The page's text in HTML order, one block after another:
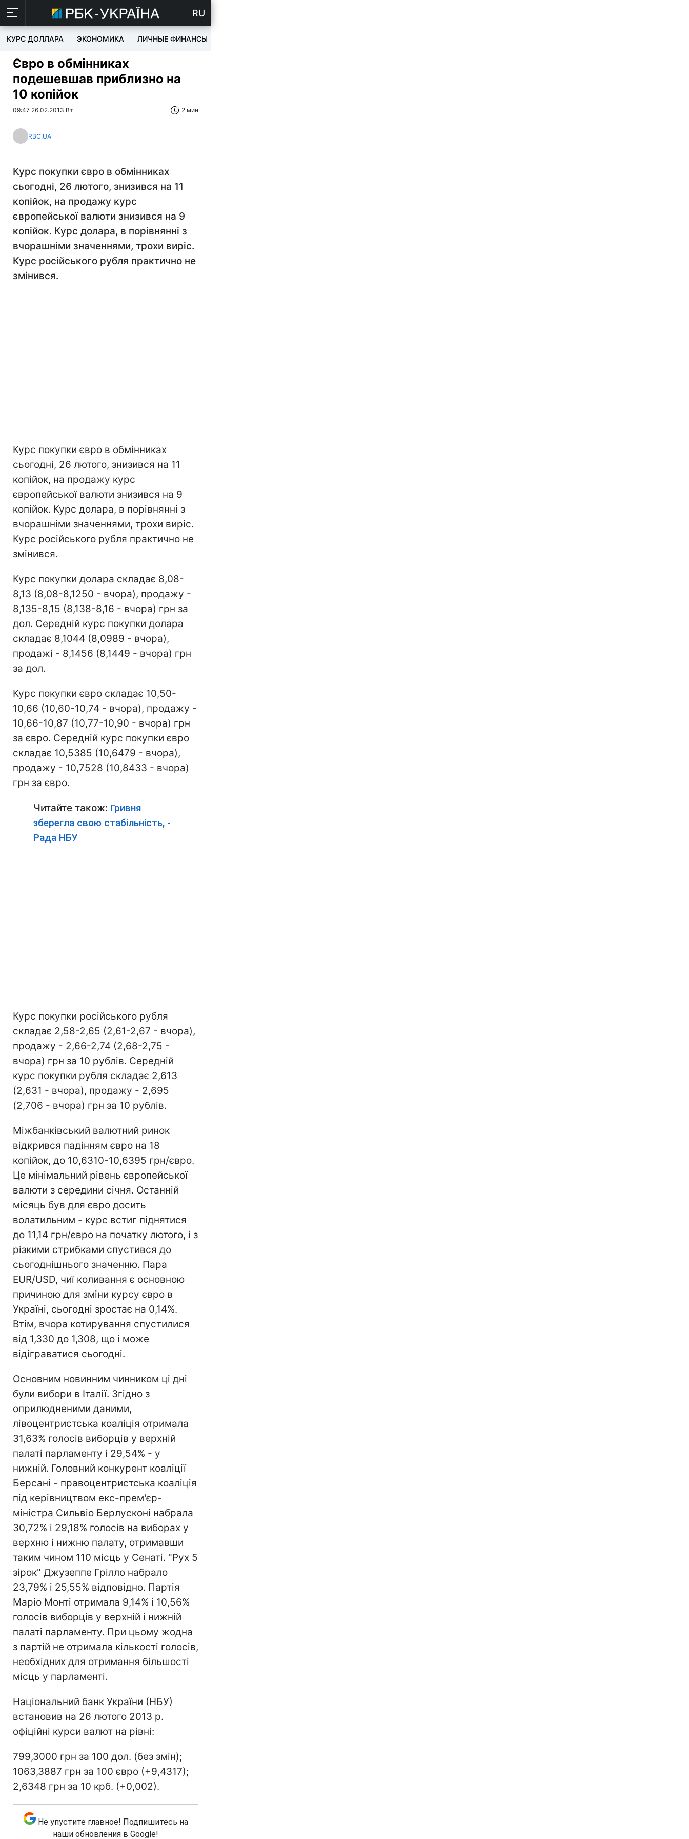
RU
КУРС ДОЛЛАРА ЭКОНОМИКА ЛИЧНЫЕ ФИНАНСЫ
Євро в обмінниках
подешевшав приблизно на
10 копійок
09:47 26.02.2013 Вт 2 мин
RBC.UA
Курс покупки євро в обмінниках
сьогодні, 26 лютого, знизився на 11
копійок, на продажу курс
європейської валюти знизився на 9
копійок. Курс долара, в порівнянні з
вчорашніми значеннями, трохи виріс.
Курс російського рубля практично не
змінився.
Курс покупки євро в обмінниках
сьогодні, 26 лютого, знизився на 11
копійок, на продажу курс
європейської валюти знизився на 9
копійок. Курс долара, в порівнянні з
вчорашніми значеннями, трохи виріс.
Курс російського рубля практично не
змінився.
Курс покупки долара складає 8,08-
8,13 (8,08-8,1250 - вчора), продажу -
8,135-8,15 (8,138-8,16 - вчора) грн за
дол. Середній курс покупки долара
складає 8,1044 (8,0989 - вчора),
продажі - 8,1456 (8,1449 - вчора) грн
за дол.
Курс покупки євро складає 10,50-
10,66 (10,60-10,74 - вчора), продажу -
10,66-10,87 (10,77-10,90 - вчора) грн
за євро. Середній курс покупки євро
складає 10,5385 (10,6479 - вчора),
продажу - 10,7528 (10,8433 - вчора)
грн за євро.
Читайте також: Гривня
зберегла свою стабільність, -
Рада НБУ
Курс покупки російського рубля
складає 2,58-2,65 (2,61-2,67 - вчора),
продажу - 2,66-2,74 (2,68-2,75 -
вчора) грн за 10 рублів. Середній
курс покупки рубля складає 2,613
(2,631 - вчора), продажу - 2,695
(2,706 - вчора) грн за 10 рублів.
Міжбанківський валютний ринок
відкрився падінням євро на 18
копійок, до 10,6310-10,6395 грн/євро.
Це мінімальний рівень європейської
валюти з середини січня. Останній
місяць був для євро досить
волатильним - курс встиг піднятися
до 11,14 грн/євро на початку лютого, і з
різкими стрибками спустився до
сьогоднішнього значенню. Пара
EUR/USD, чиї коливання є основною
причиною для зміни курсу євро в
Україні, сьогодні зростає на 0,14%.
Втім, вчора котирування спустилися
від 1,330 до 1,308, що і може
відіграватися сьогодні.
Основним новинним чинником ці дні
були вибори в Італії. Згідно з
оприлюдненими даними,
лівоцентристська коаліція отримала
31,63% голосів виборців у верхній
палаті парламенту і 29,54% - у
нижній. Головний конкурент коаліції
Берсані - правоцентристська коаліція
під керівництвом екс-прем'єр-
міністра Сильвіо Берлусконі набрала
30,72% і 29,18% голосів на виборах у
верхню і нижню палату, отримавши
таким чином 110 місць у Сенаті. "Рух 5
зірок" Джузеппе Грілло набрало
23,79% і 25,55% відповідно. Партія
Маріо Монті отримала 9,14% і 10,56%
голосів виборців у верхній і нижній
палаті парламенту. При цьому жодна
з партій не отримала кількості голосів,
необхідних для отримання більшості
місць у парламенті.
Національний банк України (НБУ)
встановив на 26 лютого 2013 р.
офіційні курси валют на рівні:
799,3000 грн за 100 дол. (без змін);
1063,3887 грн за 100 євро (+9,4317);
2,6348 грн за 10 крб. (+0,002).
Не упустите главное! Подпишитесь на
наши обновления в Google!